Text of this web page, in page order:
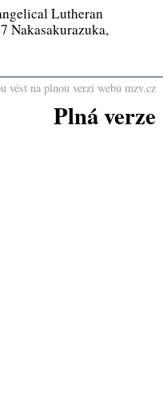
Lutheran
Nakasakurazuka,
vést na plnou verzi webu mzv.cz
Plná verze